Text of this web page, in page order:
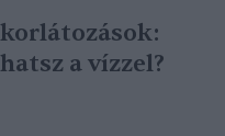
a vízzel?